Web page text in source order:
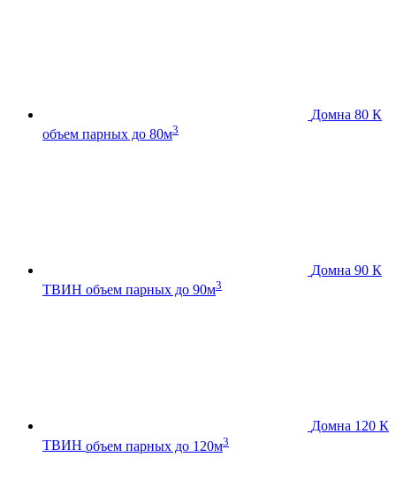
Домна 80 К
объем парных до 80м3
Домна 90 К
ТВИН объем парных до 90м3
Домна 120 К
ТВИН объем парных до 120м3